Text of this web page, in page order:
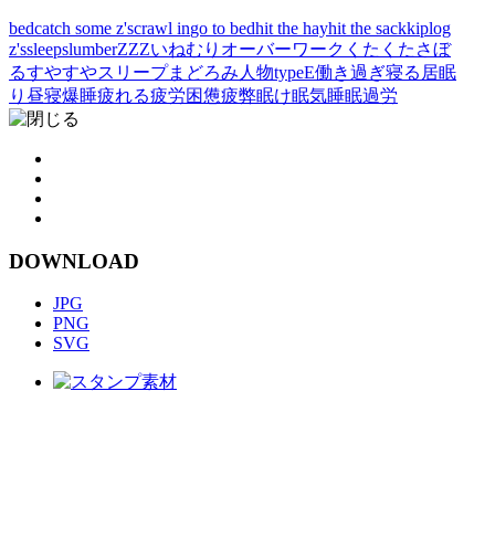
bedcatch some z'scrawl ingo to bedhit the hayhit the sackkiplog
z'ssleepslumberZZZいねむり オーバーワーク くたくた さぼ
るすやすやスリープまどろみ 人物typeE働き過ぎ寝る 居眠
り 昼寝爆睡疲れる疲労困憊疲弊眠け眠気睡眠過労
DOWNLOAD
JPG
PNG
SVG